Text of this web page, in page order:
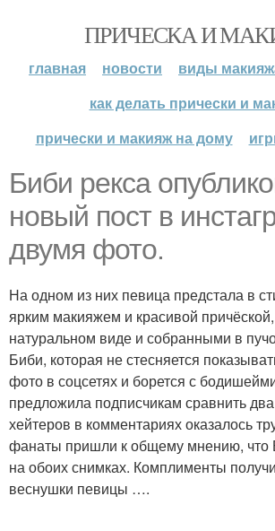
ПРИЧЕСКА И
главная новости
виды
как делать прически и
прически и макияж на дому
Биби рекса
новый пост в
двумя фото.
На одном из них певица предстала в
ярким макияжем и красивой
натуральном виде и собранными в
Биби, которая не стесняется
фото в соцсетях и борется с
предложила подписчикам сравнить
хейтеров в комментариях оказалось
фанаты пришли к общему мнению, что
на обоих снимках. Комплименты
веснушки певицы ….